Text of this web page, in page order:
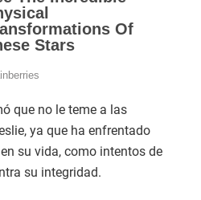
que no le teme a las
ya que ha enfrentado
su vida, como intentos de
su integridad.